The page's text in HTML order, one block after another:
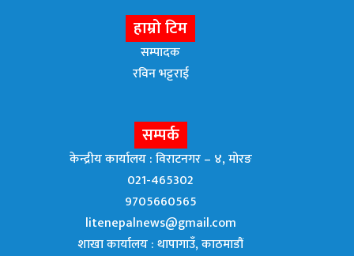
हाम्रो टिम
सम्पादक
रविन भट्टराई
सम्पर्क
केन्द्रीय कार्यालय : विराटनगर – ४, मोरङ
021-465302
9705660565
litenepalnews@gmail.com
शाखा कार्यालय : थापागाउँ, काठमाडौं